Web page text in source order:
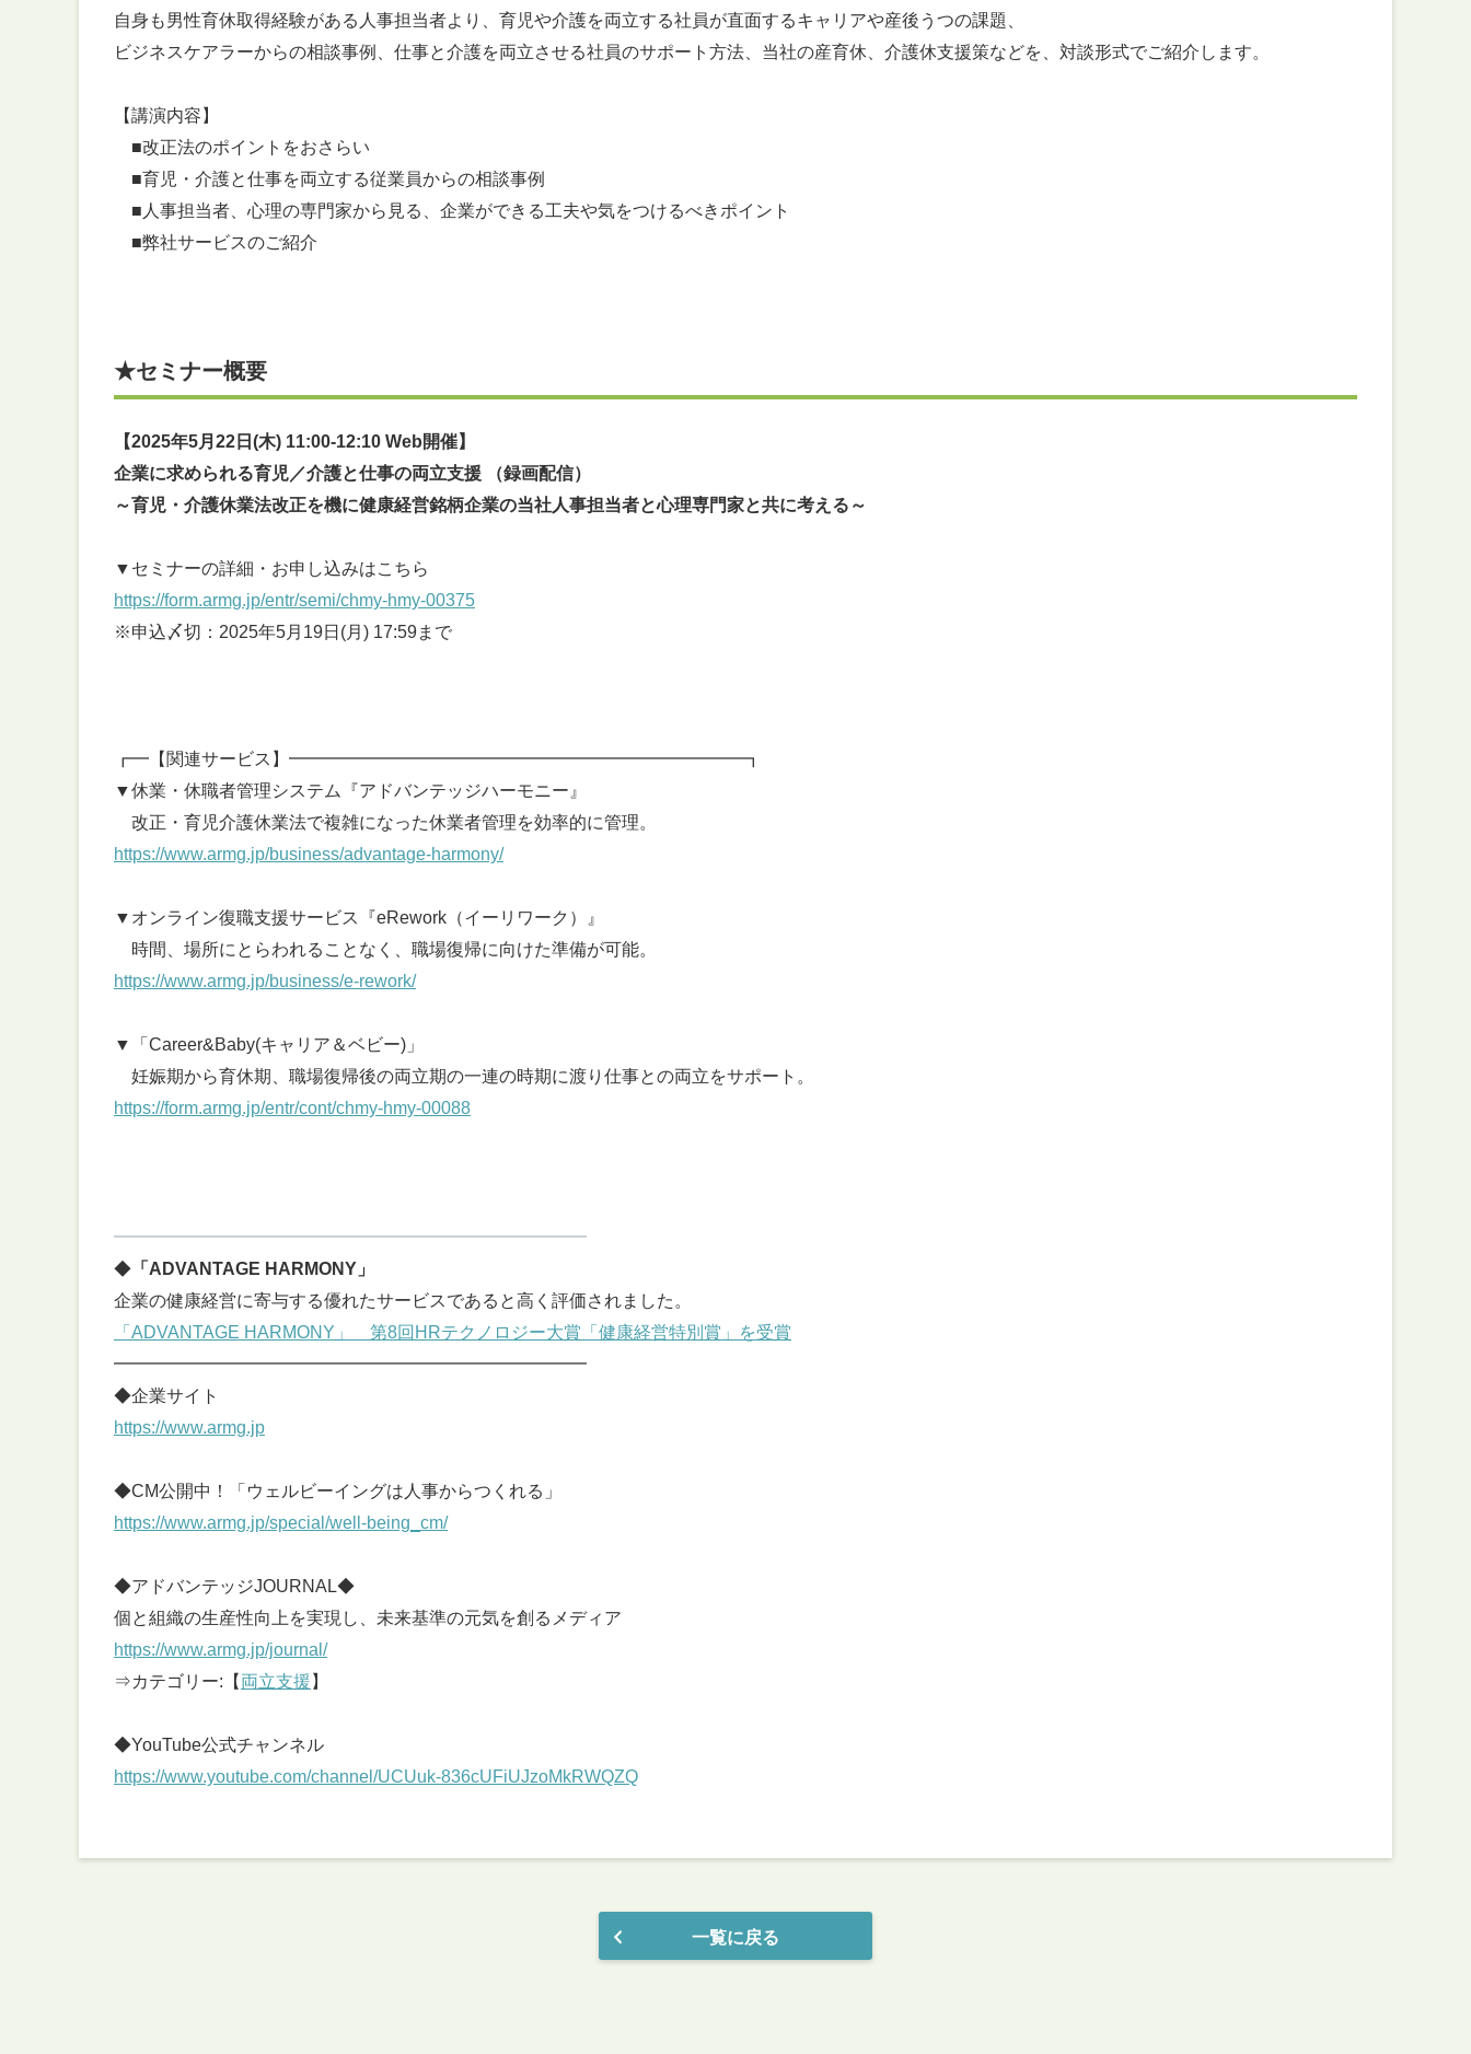
自身も男性育休取得経験がある人事担当者より、育児や介護を両立する社員が直面するキャリアや産後うつの課題、
ビジネスケアラーからの相談事例、仕事と介護を両立させる社員のサポート方法、当社の産育休、介護休支援策などを、対談形式でご紹介します。
【講演内容】
■改正法のポイントをおさらい
■育児・介護と仕事を両立する従業員からの相談事例
■人事担当者、心理の専門家から見る、企業ができる工夫や気をつけるべきポイント
■弊社サービスのご紹介
★セミナー概要
【2025年5月22日(木) 11:00-12:10 Web開催】
企業に求められる育児／介護と仕事の両立支援 （録画配信）
～育児・介護休業法改正を機に健康経営銘柄企業の当社人事担当者と心理専門家と共に考える～
▼セミナーの詳細・お申し込みはこちら
https://form.armg.jp/entr/semi/chmy-hmy-00375
※申込〆切：2025年5月19日(月) 17:59まで
┏━【関連サービス】━━━━━━━━━━━━━━━━━━━━━━━━━━┓
▼休業・休職者管理システム『アドバンテッジハーモニー』
改正・育児介護休業法で複雑になった休業者管理を効率的に管理。
https://www.armg.jp/business/advantage-harmony/
▼オンライン復職支援サービス『eRework（イーリワーク）』
時間、場所にとらわれることなく、職場復帰に向けた準備が可能。
https://www.armg.jp/business/e-rework/
▼「Career&Baby(キャリア＆ベビー)」
妊娠期から育休期、職場復帰後の両立期の一連の時期に渡り仕事との両立をサポート。
https://form.armg.jp/entr/cont/chmy-hmy-00088
━━━━━━━━━━━━━━━━━━━━━━━━━━━
◆ 「ADVANTAGE HARMONY」
企業の健康経営に寄与する優れたサービスであると高く評価されました。
「ADVANTAGE HARMONY」 第8回HRテクノロジー大賞「健康経営特別賞」を受賞
━━━━━━━━━━━━━━━━━━━━━━━━━━━
◆企業サイト
https://www.armg.jp
◆CM公開中！「ウェルビーイングは人事からつくれる」
https://www.armg.jp/special/well-being_cm/
◆アドバンテッジJOURNAL◆
個と組織の生産性向上を実現し、未来基準の元気を創るメディア
https://www.armg.jp/journal/
⇒カテゴリー:【 両立支援 】
◆YouTube公式チャンネル
https://www.youtube.com/channel/UCUuk-836cUFiUJzoMkRWQZQ
一覧に戻る